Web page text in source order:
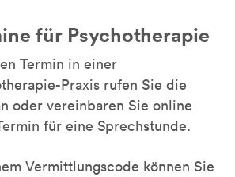
für Psychotherapie
Termin in einer
Praxis rufen Sie die
an oder vereinbaren Sie online
für eine Sprechstunde.
Vermittlungscode können Sie